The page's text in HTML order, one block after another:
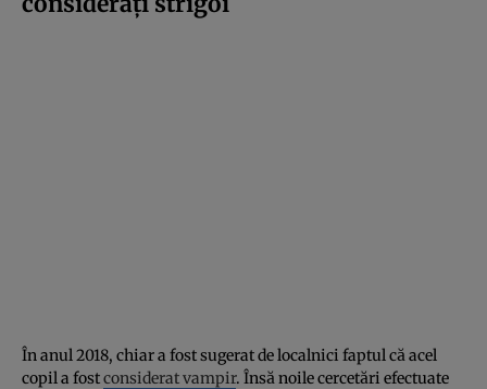
În anul 2018, chiar a fost sugerat de localnici faptul că acel
copil a fostconsiderat vampir. Însă noile cercetări efectuate